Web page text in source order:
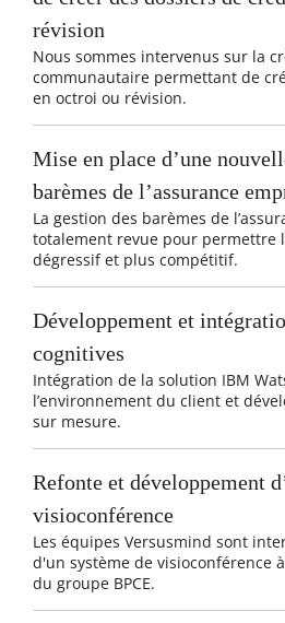
révision
Nous sommes intervenus sur la
communautaire permettant de
en octroi ou révision.
Mise en place d’une
barèmes de l’assurance
La gestion des barèmes de
totalement revue pour permettre
dégressif et plus compétitif.
Développement et
cognitives
Intégration de la solution IBM
l’environnement du client et
sur mesure.
Refonte et développement
visioconférence
Les équipes Versusmind sont
d'un système de visioconférence
du groupe BPCE.